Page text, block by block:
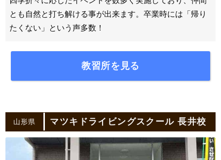
とも自然と打ち解ける事が出来ます。卒業時には「帰り
たくない」という声多数！
教習所を見る
山形県 マツキドライビングスクール 長井校